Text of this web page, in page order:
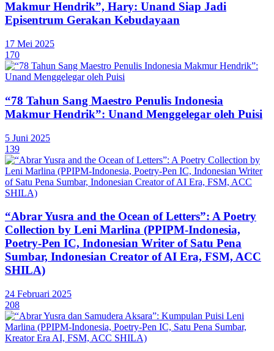
Makmur Hendrik”, Hary: Unand Siap Jadi
Episentrum Gerakan Kebudayaan
17 Mei 2025
170
“78 Tahun Sang Maestro Penulis Indonesia
Makmur Hendrik”: Unand Menggelegar oleh Puisi
5 Juni 2025
139
“Abrar Yusra and the Ocean of Letters”: A Poetry
Collection by Leni Marlina (PPIPM-Indonesia,
Poetry-Pen IC, Indonesian Writer of Satu Pena
Sumbar, Indonesian Creator of AI Era, FSM, ACC
SHILA)
24 Februari 2025
208